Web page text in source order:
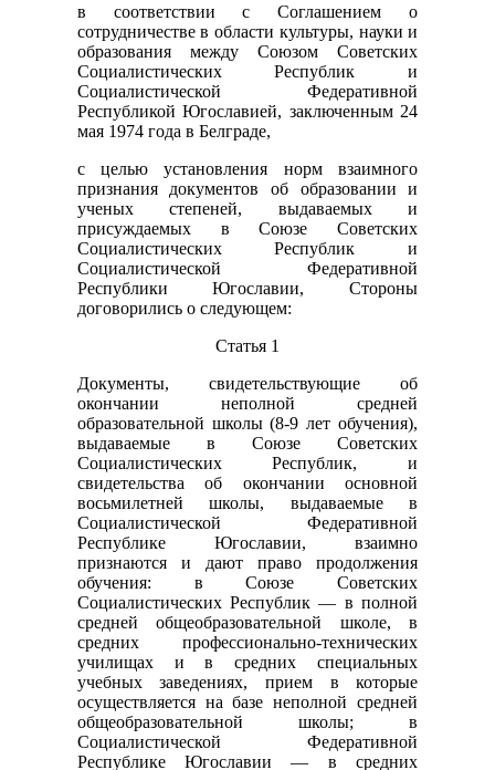
в соответствии с Соглашением о
сотрудничестве в области культуры, науки и
образования между Союзом Советских
Социалистических Республик и
Социалистической Федеративной
Республикой Югославией, заключенным 24
мая 1974 года в Белграде,
с целью установления норм взаимного
признания документов об образовании и
ученых степеней, выдаваемых и
присуждаемых в Союзе Советских
Социалистических Республик и
Социалистической Федеративной
Республики Югославии, Стороны
договорились о следующем:
Статья 1
Документы, свидетельствующие об
окончании неполной средней
образовательной школы (8-9 лет обучения),
выдаваемые в Союзе Советских
Социалистических Республик, и
свидетельства об окончании основной
восьмилетней школы, выдаваемые в
Социалистической Федеративной
Республике Югославии, взаимно
признаются и дают право продолжения
обучения: в Союзе Советских
Социалистических Республик — в полной
средней общеобразовательной школе, в
средних профессионально-технических
училищах и в средних специальных
учебных заведениях, прием в которые
осуществляется на базе неполной средней
общеобразовательной школы; в
Социалистической Федеративной
Республике Югославии — в средних